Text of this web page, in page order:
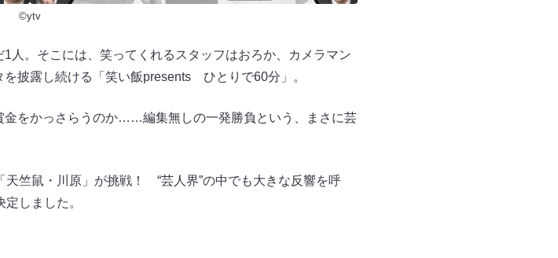
©ytv
人。そこには、笑ってくれるスタッフはおろか、カメラマン
披露し続ける「笑い飯presents ひとりで60分」。
金をかっさらうのか……編集無しの一発勝負という、まさに芸
竺鼠・川原」が挑戦！ “芸人界”の中でも大きな反響を呼
しました。